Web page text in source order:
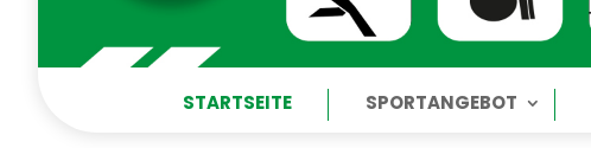
STARTSEITE SPORTANGEBOT